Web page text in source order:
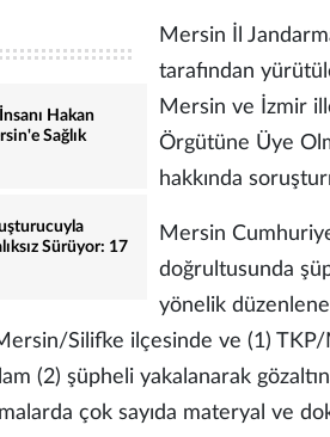
Hakan
Sağlık
Sürüyor: 17
Mersin İl
tarafından
Mersin ve İzmir
Örgütüne Üye
hakkında
Mersin
doğrultusunda
yönelik
Silifke ilçesinde ve (1)
(2) şüpheli yakalanarak
çok sayıda materyal ve